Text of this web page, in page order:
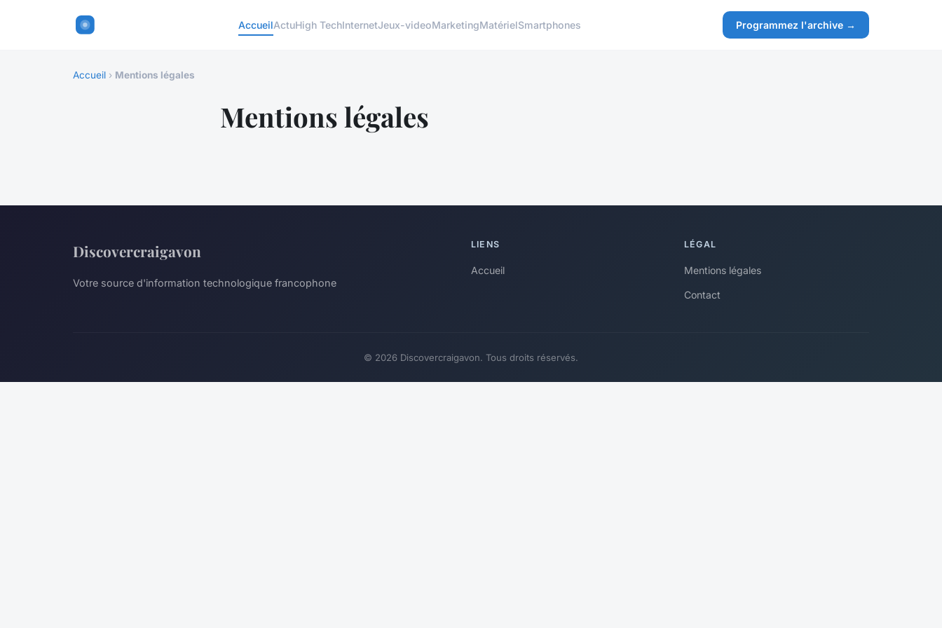
AccueilActuHigh TechInternetJeux-videoMarketingMatérielSmartphones Programmez l'archive →
Accueil › Mentions légales
Mentions légales
Discovercraigavon
Votre source d'information technologique francophone
LIENS
Accueil
LÉGAL
Mentions légales
Contact
© 2026 Discovercraigavon. Tous droits réservés.